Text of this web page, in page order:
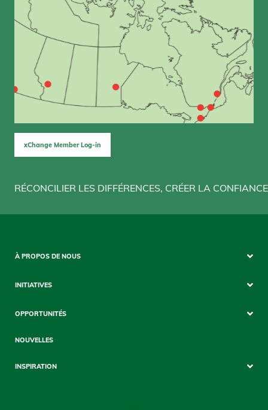
xChange Member Log-in
RÉCONCILIER LES DIFFÉRENCES, CRÉER LA CONFIANCE
Sitemap
À PROPOS DE NOUS
INITIATIVES
OPPORTUNITÉS
NOUVELLES
INSPIRATION